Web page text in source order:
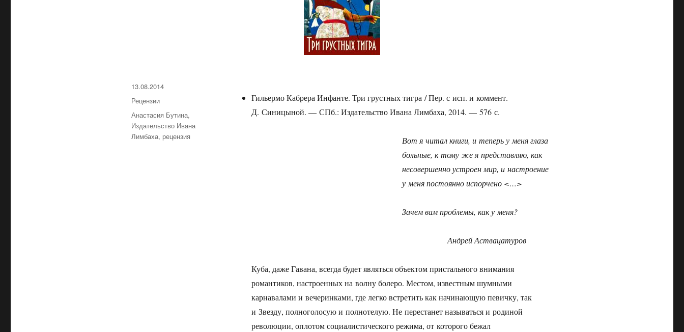
Гильермо Кабрера Инфанте. Три грустных тигра / Пер. с исп. и коммент.
Д. Синицыной. — СПб.: Издательство Ивана Лимбаха, 2014. — 576 с.
Вот я читал книги, и теперь у меня глаза
больные, к тому же я представляю, как
несовершенно устроен мир, и настроение
у меня постоянно испорчено <…>
Зачем вам проблемы, как у меня?
Андрей Аствацатуров
Куба, даже Гавана, всегда будет являться объектом пристального внимания
романтиков, настроенных на волну болеро. Местом, известным шумными
карнавалами и вечеринками, где легко встретить как начинающую певичку, так
и Звезду, полноголосую и полнотелую. Не перестанет называться и родиной
революции, оплотом социалистического режима, от которого бежал
Опубликовано
13.08.2014
Рубрики
Рецензии
Метки
Анастасия Бутина,
Издательство Ивана
Лимбаха, рецензия